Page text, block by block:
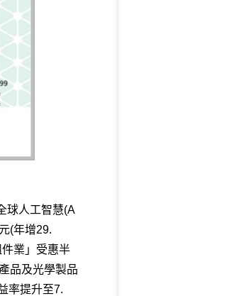
球人工智慧(A
(年增29.
業」受惠半
品及光學製品
率提升至7.